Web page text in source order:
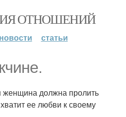
ОТНОШЕНИЙ
новости статьи
женщина должна пролить
ее любви к своему